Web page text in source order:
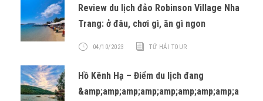
Review du lịch đảo Robinson Village Nha
Trang: ở đâu, chơi gì, ăn gì ngon
04/10/2023 TỨ HẢI TOUR
Hồ Kênh Hạ – Điểm du lịch đang
&amp;amp;amp;amp;amp;amp;amp;amp;a